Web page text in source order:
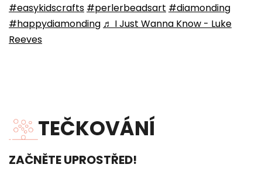
#easykidscrafts #perlerbeadsart #diamonding
#happydiamonding ♬ I Just Wanna Know - Luke
Reeves
TEČKOVÁNÍ
ZAČNĚTE UPROSTŘED!